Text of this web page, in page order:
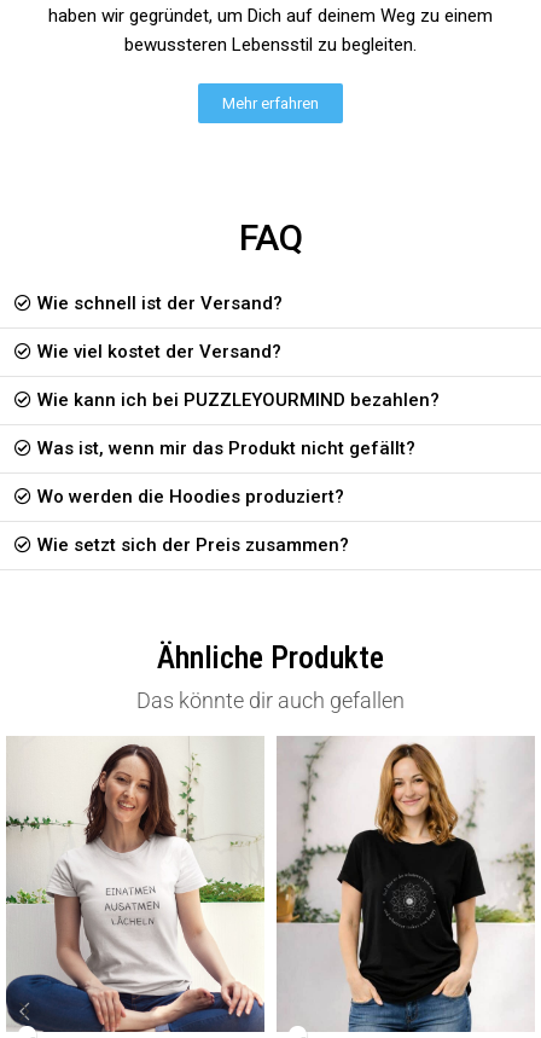
haben wir gegründet, um Dich auf deinem Weg zu einem
bewussteren Lebensstil zu begleiten.
Mehr erfahren
FAQ
Wie schnell ist der Versand?
Wie viel kostet der Versand?
Wie kann ich bei PUZZLEYOURMIND bezahlen?
Was ist, wenn mir das Produkt nicht gefällt?
Wo werden die Hoodies produziert?
Wie setzt sich der Preis zusammen?
Ähnliche Produkte
Das könnte dir auch gefallen